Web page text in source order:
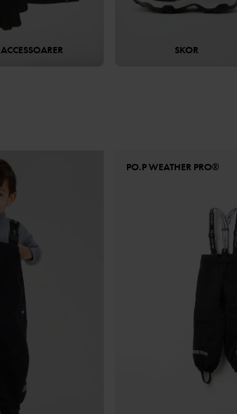
ACCESSOARER SKOR
PO.P WEATHER PRO®